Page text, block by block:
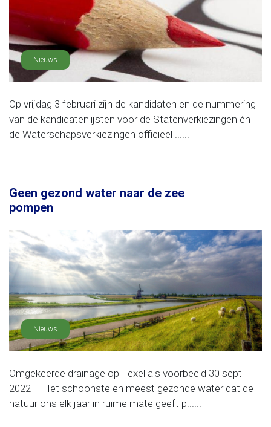
Nieuws
Op vrijdag 3 februari zijn de kandidaten en de nummering
van de kandidatenlijsten voor de Statenverkiezingen én
de Waterschapsverkiezingen officieel ......
Geen gezond water naar de zee
pompen
Nieuws
Omgekeerde drainage op Texel als voorbeeld 30 sept
2022 – Het schoonste en meest gezonde water dat de
natuur ons elk jaar in ruime mate geeft p......